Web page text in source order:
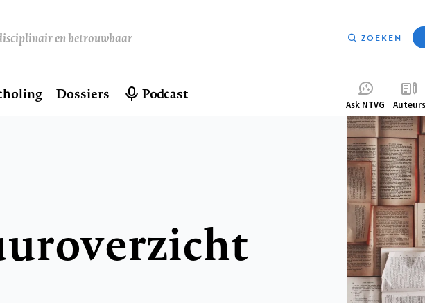
en betrouwbaar ZOEKEN
Dossiers Podcast
menu
Ask NTVG Auteurs